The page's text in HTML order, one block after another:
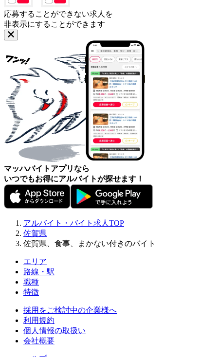
応募することができない求人を
非表示にすることができます
マッハバイトアプリなら
いつでもお得にアルバイトが探せます！
アルバイト・バイト求人TOP
佐賀県
佐賀県、食事、まかない付きのバイト
エリア
路線・駅
職種
特徴
採用をご検討中の企業様へ
利用規約
個人情報の取扱い
会社概要